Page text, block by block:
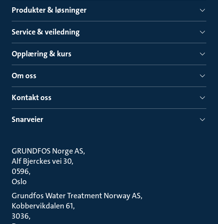
Produkter & løsninger
Service & veiledning
Opplæring & kurs
Om oss
Kontakt oss
Snarveier
GRUNDFOS Norge AS
Alf Bjerckes vei 30
0596
Oslo
Grundfos Water Treatment Norway AS
Kobbervikdalen 61
3036